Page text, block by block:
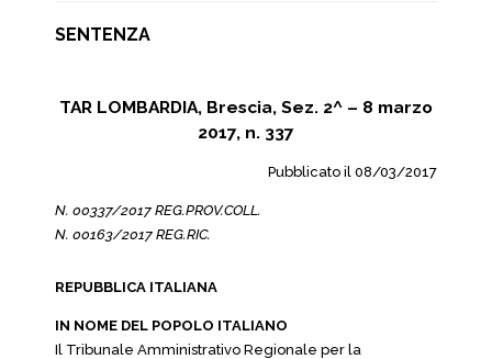
SENTENZA
TAR LOMBARDIA, Brescia, Sez. 2^ – 8 marzo
2017, n. 337
Pubblicato il 08/03/2017
N. 00337/2017 REG.PROV.COLL.
N. 00163/2017 REG.RIC.
REPUBBLICA ITALIANA
IN NOME DEL POPOLO ITALIANO
Il Tribunale Amministrativo Regionale per la